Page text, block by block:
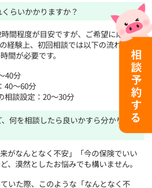
らいかかりますか？
間程度が目安ですが、ご希望に応じて
経験上、初回相談では以下の流れで進
間が必要です。
40分
40〜60分
相談設定：20〜30分
何を相談したら良いかすら分かりま
がなんとなく不安」「今の保険でいい
、漠然としたお悩みでも構いません。
いた際、このような「なんとなく不